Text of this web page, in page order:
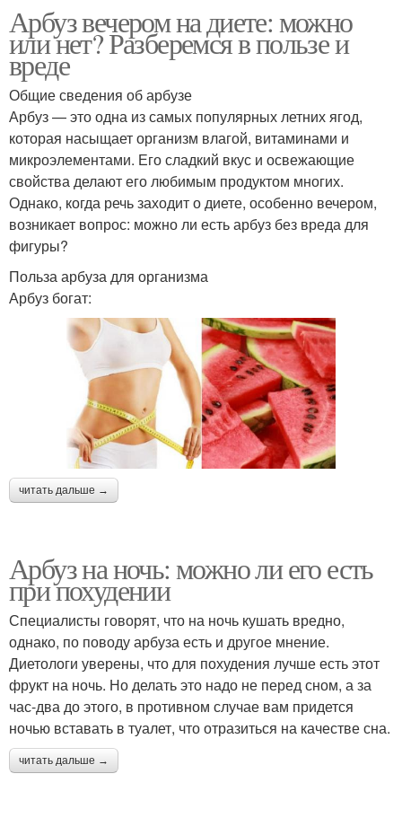
Арбуз вечером на диете: можно
или нет? Разберемся в пользе и
вреде
Общие сведения об арбузе
Арбуз — это одна из самых популярных летних ягод,
которая насыщает организм влагой, витаминами и
микроэлементами. Его сладкий вкус и освежающие
свойства делают его любимым продуктом многих.
Однако, когда речь заходит о диете, особенно вечером,
возникает вопрос: можно ли есть арбуз без вреда для
фигуры?
Польза арбуза для организма
Арбуз богат:
читать дальше →
Арбуз на ночь: можно ли его есть
при похудении
Специалисты говорят, что на ночь кушать вредно,
однако, по поводу арбуза есть и другое мнение.
Диетологи уверены, что для похудения лучше есть этот
фрукт на ночь. Но делать это надо не перед сном, а за
час-два до этого, в противном случае вам придется
ночью вставать в туалет, что отразиться на качестве сна.
читать дальше →